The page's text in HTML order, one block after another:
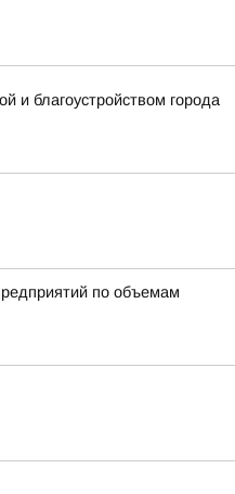
и благоустройством города
по объемам